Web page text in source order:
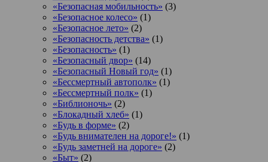
«Безопасная мобильность» (3)
«Безопасное колесо» (1)
«Безопасное лето» (2)
«Безопасность детства» (1)
«Безопасность» (1)
«Безопасный двор» (14)
«Безопасный Новый год» (1)
«Бессмертный автополк» (1)
«Бессмертный полк» (1)
«Библионочь» (2)
«Блокадный хлеб» (1)
«Будь в форме» (2)
«Будь внимателен на дороге!» (1)
«Будь заметней на дороге» (2)
«Быт» (2)